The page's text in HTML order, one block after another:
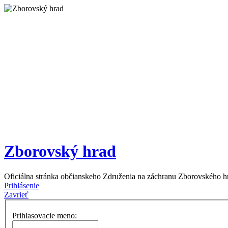
Zborovský hrad
Oficiálna stránka občianskeho Združenia na záchranu Zborovského
Prihlásenie
Zavrieť
Prihlasovacie meno: